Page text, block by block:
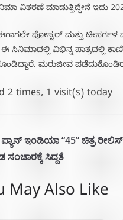
ವಿತರಣೆ ಮಾಡುತ್ತಿದ್ದೇನೆ ಇದು
ಪೋಸ್ಟರ್ ಮತ್ತು
ಸಿನಿಮಾದಲ್ಲಿ ವಿಭಿನ್ನ ಪಾತ್ರದಲ್ಲಿ
ಮರುಜೀವ
2 times, 1 visit(s) today
ಪ್ಯಾನ್ ಇಂಡಿಯಾ “45” ಚಿತ್ರ
ಸಂಚಾರಕ್ಕೆ ಸಿದ್ದತೆ
May Also Like